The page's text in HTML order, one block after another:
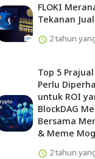
FLOKI
Tekanan
2 tahun
Top 5
Perlu
untuk ROI
BlockDAG
Bersama
& Meme
2 tahun